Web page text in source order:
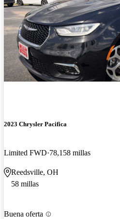
2023 Chrysler Pacifica
Limited FWD 78,158 millas
Reedsville, OH
58 millas
Buena oferta